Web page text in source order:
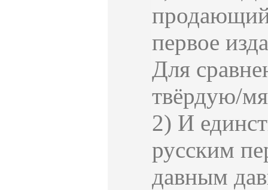
продающий
первое
Для
твёрдую/
2) И
русским
давным